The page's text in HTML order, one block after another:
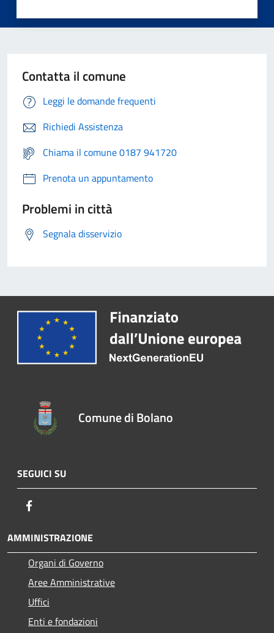
Contatta il comune
Leggi le domande frequenti
Richiedi Assistenza
Chiama il comune 0187 941720
Prenota un appuntamento
Problemi in città
Segnala disservizio
Comune di Bolano
SEGUICI SU
AMMINISTRAZIONE
Organi di Governo
Aree Amministrative
Uffici
Enti e fondazioni